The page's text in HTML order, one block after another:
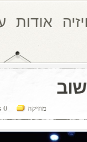
אודות
0 comments מוזיקה